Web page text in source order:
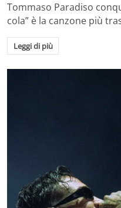
Tommaso Paradiso
cola” è la canzone più
Leggi di più